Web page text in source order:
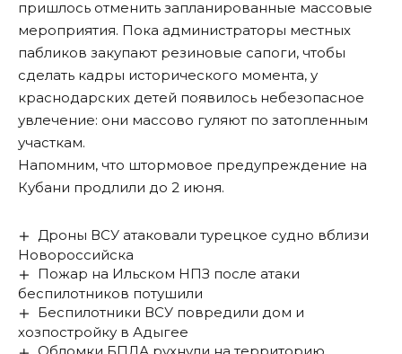
пришлось отменить запланированные массовые
мероприятия. Пока администраторы местных
пабликов закупают резиновые сапоги, чтобы
сделать кадры исторического момента, у
краснодарских детей появилось небезопасное
увлечение: они массово гуляют по затопленным
участкам.
Напомним, что штормовое предупреждение на
Кубани продлили до 2 июня.
Дроны ВСУ атаковали турецкое судно вблизи
Новороссийска
Пожар на Ильском НПЗ после атаки
беспилотников потушили
Беспилотники ВСУ повредили дом и
хозпостройку в Адыгее